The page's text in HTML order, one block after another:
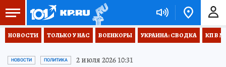
НОВОСТИ ТОЛЬКО У НАС ВОЕНКОРЫ УКРАИНА: СВОДКА КП В
НОВОСТИ ПОЛИТИКА 2 июля 2026 10:31